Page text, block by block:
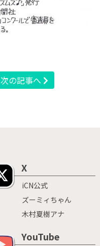
次の記事へ
X
iCN公式
ズーミィちゃん
木村夏樹アナ
YouTube